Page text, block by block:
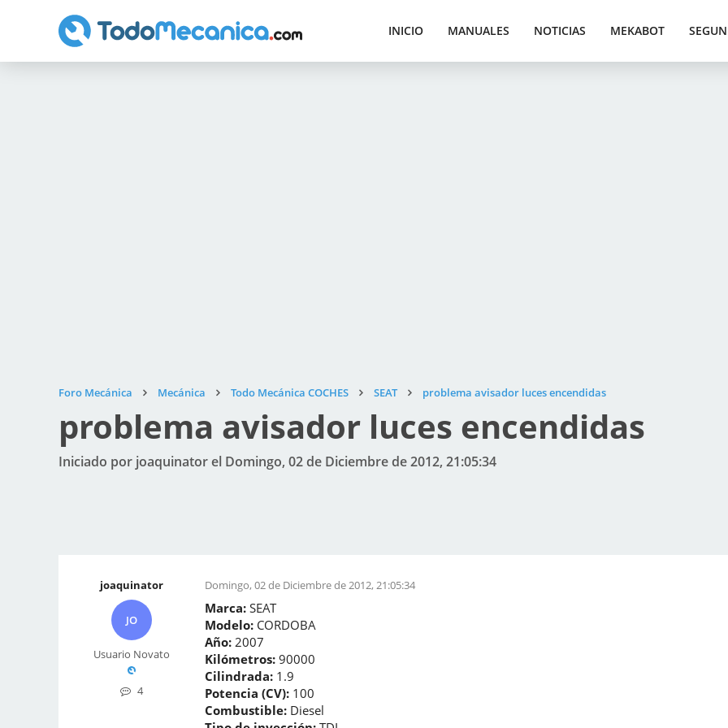
INICIO MANUALES NOTICIAS MEKABOT
Foro Mecánica Mecánica Todo Mecánica COCHES SEAT problema avisador luces encendidas
problema avisador luces encendidas
Iniciado por joaquinator el Domingo, 02 de Diciembre de 2012, 21:05:34
joaquinator
JO
Usuario Novato
4
Domingo, 02 de Diciembre de 2012, 21:05:34
Marca: SEAT
Modelo: CORDOBA
Año: 2007
Kilómetros: 90000
Cilindrada: 1.9
Potencia (CV): 100
Combustible: Diesel